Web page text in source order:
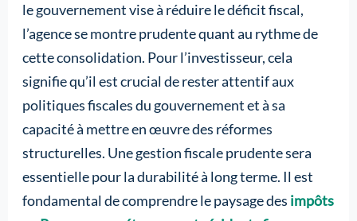
le gouvernement vise à réduire le déficit fiscal,
l’agence se montre prudente quant au rythme de
cette consolidation. Pour l’investisseur, cela
signifie qu’il est crucial de rester attentif aux
politiques fiscales du gouvernement et à sa
capacité à mettre en œuvre des réformes
structurelles. Une gestion fiscale prudente sera
essentielle pour la durabilité à long terme. Il est
fondamental de comprendre le paysage des impôts